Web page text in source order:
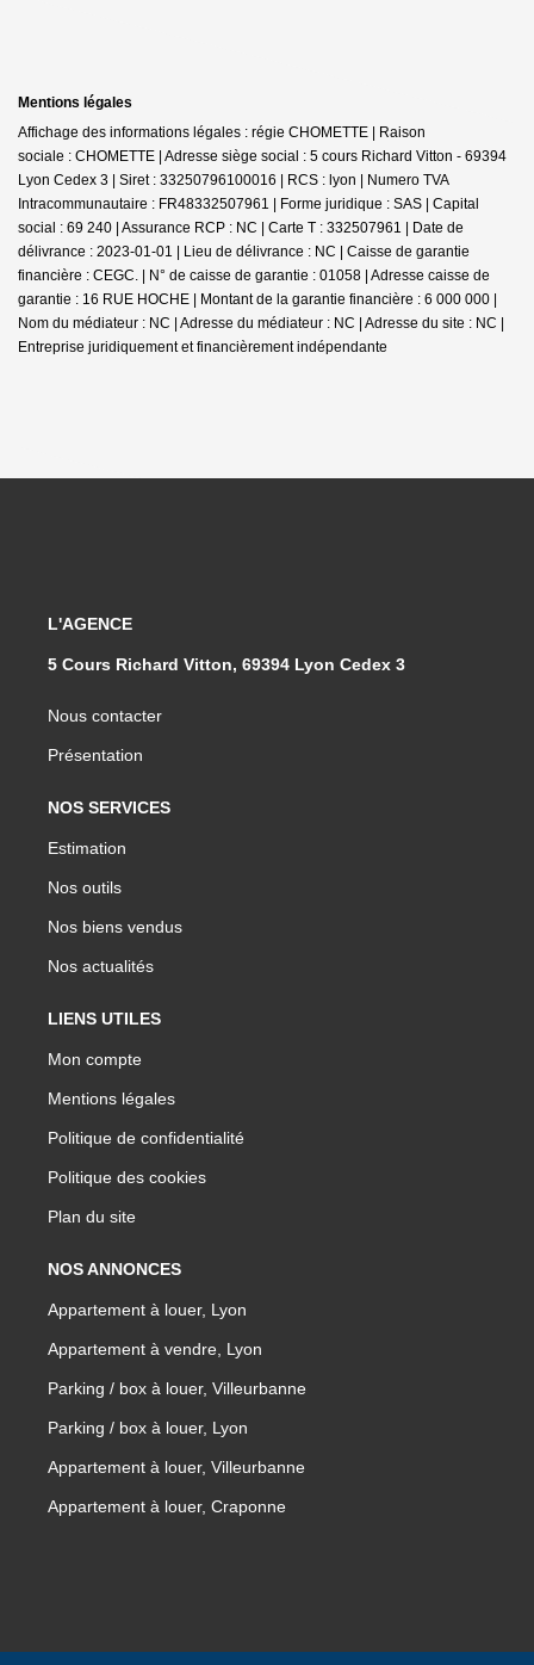
Mentions légales
Affichage des informations légales : régie CHOMETTE | Raison
sociale : CHOMETTE | Adresse siège social : 5 cours Richard Vitton - 69394
Lyon Cedex 3 | Siret : 33250796100016 | RCS : lyon | Numero TVA
Intracommunautaire : FR48332507961 | Forme juridique : SAS | Capital
social : 69 240 | Assurance RCP : NC | Carte T : 332507961 | Date de
délivrance : 2023-01-01 | Lieu de délivrance : NC | Caisse de garantie
financière : CEGC. | N° de caisse de garantie : 01058 | Adresse caisse de
garantie : 16 RUE HOCHE | Montant de la garantie financière : 6 000 000 |
Nom du médiateur : NC | Adresse du médiateur : NC | Adresse du site : NC |
Entreprise juridiquement et financièrement indépendante
L'AGENCE
5 Cours Richard Vitton, 69394 Lyon Cedex 3
Nous contacter
Présentation
NOS SERVICES
Estimation
Nos outils
Nos biens vendus
Nos actualités
LIENS UTILES
Mon compte
Mentions légales
Politique de confidentialité
Politique des cookies
Plan du site
NOS ANNONCES
Appartement à louer, Lyon
Appartement à vendre, Lyon
Parking / box à louer, Villeurbanne
Parking / box à louer, Lyon
Appartement à louer, Villeurbanne
Appartement à louer, Craponne